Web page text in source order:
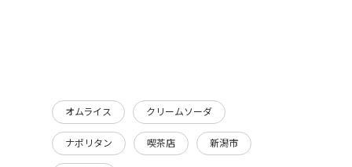
オムライス クリームソーダ
ナポリタン 喫茶店 新潟市